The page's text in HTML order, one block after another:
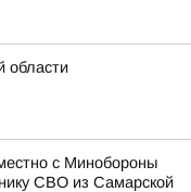
области
с Минобороны
СВО из Самарской